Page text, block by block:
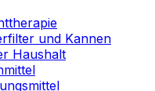
und Kannen
Haushalt